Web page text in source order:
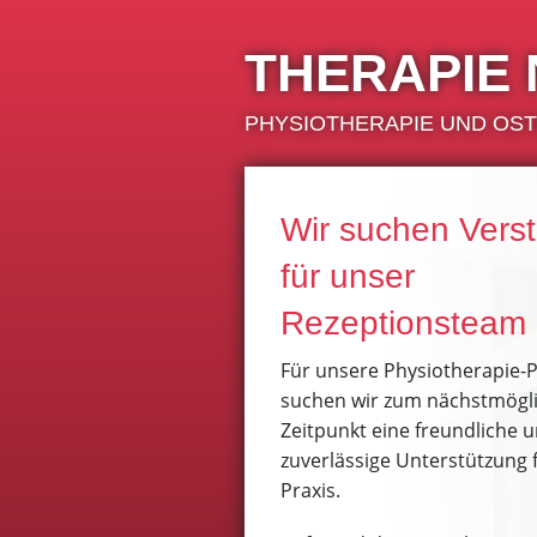
THERAPIE
PHYSIOTHERAPIE UND
Wir suchen
für unser
Rezeptionsteam
Für unsere Physiotherapie-
suchen wir zum
Zeitpunkt eine freundliche
zuverlässige Unterstützung
Praxis.